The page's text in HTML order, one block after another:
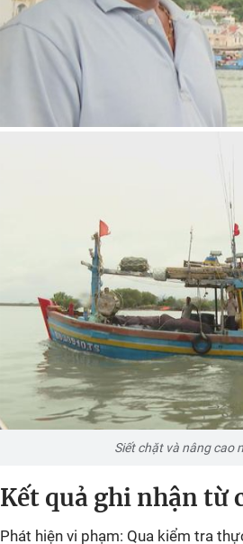
Siết chặt và nâng cao
Kết quả ghi nhận từ
Phát hiện vi phạm: Qua kiểm tra